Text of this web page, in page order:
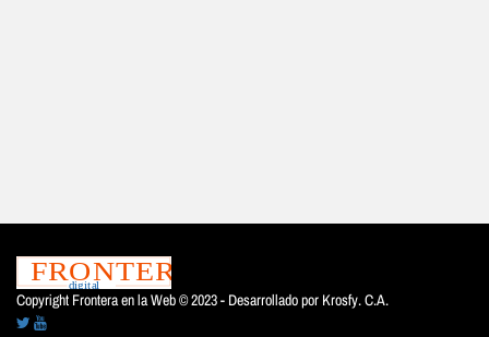
Copyright Frontera en la Web © 2023 - Desarrollado por Krosfy. C.A.